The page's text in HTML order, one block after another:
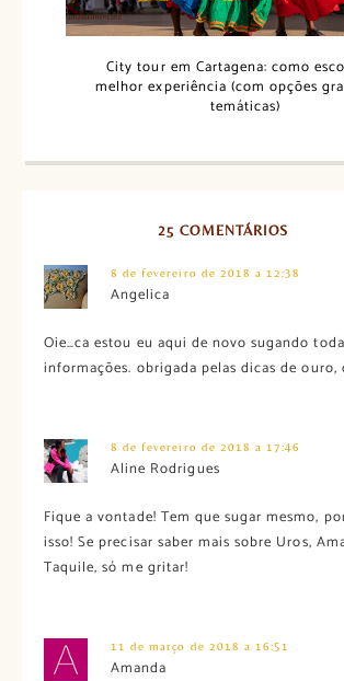
City tour em Cartagena: como
melhor experiência (com opções
temáticas)
25 COMENTÁRIOS
8 de fevereiro de 2018 a 12:38
Angelica
Oie…ca estou eu aqui de novo sugando
informações. obrigada pelas dicas de ouro,
8 de fevereiro de 2018 a 17:46
Aline Rodrigues
Fique a vontade! Tem que sugar mesmo,
isso! Se precisar saber mais sobre Uros,
Taquile, só me gritar!
11 de março de 2018 a 16:51
Amanda